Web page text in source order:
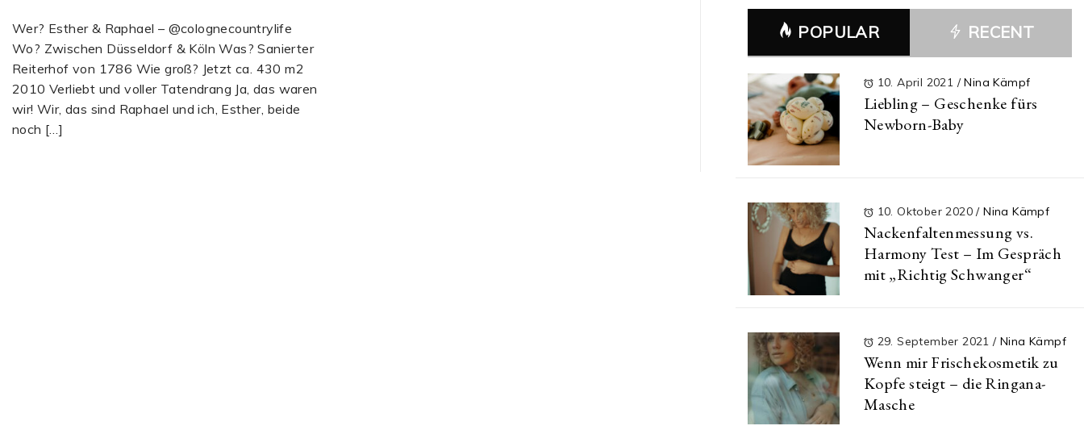
Wer? Esther & Raphael – @colognecountrylife
Wo? Zwischen Düsseldorf & Köln Was? Sanierter
Reiterhof von 1786 Wie groß? Jetzt ca. 430 m2
2010 Verliebt und voller Tatendrang Ja, das waren
wir! Wir, das sind Raphael und ich, Esther, beide
noch […]
POPULAR RECENT
10. April 2021 / Nina Kämpf
Liebling – Geschenke fürs
Newborn-Baby
10. Oktober 2020/ Nina Kämpf
Nackenfaltenmessung vs.
Harmony Test – Im Gespräch
mit „Richtig Schwanger“
29. September 2021/ Nina Kämpf
Wenn mir Frischekosmetik zu
Kopfe steigt – die Ringana-
Masche